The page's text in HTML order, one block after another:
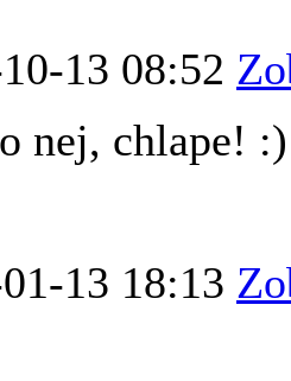
13 08:52
nej, chlape! :)
13 18:13